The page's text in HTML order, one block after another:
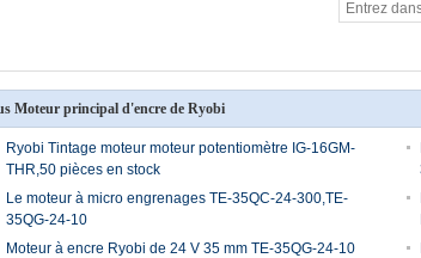
Moteur principal d'encre de Ryobi
Ryobi Tintage moteur moteur potentiomètre IG-16GM-
THR,50 pièces en stock
Le moteur à micro engrenages TE-35QC-24-300,TE-
35QG-24-10
Moteur à encre Ryobi de 24 V 35 mm TE-35QG-24-10